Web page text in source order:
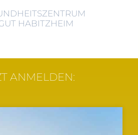
HABITZHEIM
ANMELDEN: